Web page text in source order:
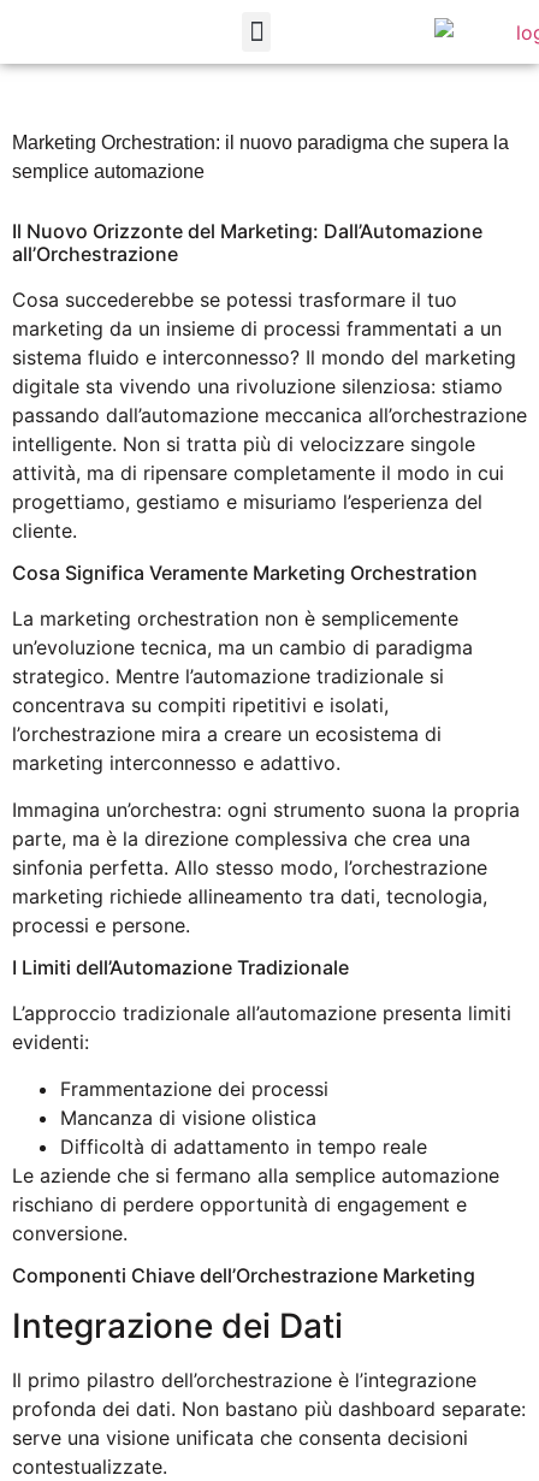
Marketing Orchestration: il nuovo paradigma che supera la
semplice automazione
Il Nuovo Orizzonte del Marketing: Dall’Automazione
all’Orchestrazione
Cosa succederebbe se potessi trasformare il tuo
marketing da un insieme di processi frammentati a un
sistema fluido e interconnesso? Il mondo del marketing
digitale sta vivendo una rivoluzione silenziosa: stiamo
passando dall’automazione meccanica all’orchestrazione
intelligente. Non si tratta più di velocizzare singole
attività, ma di ripensare completamente il modo in cui
progettiamo, gestiamo e misuriamo l’esperienza del
cliente.
Cosa Significa Veramente Marketing Orchestration
La marketing orchestration non è semplicemente
un’evoluzione tecnica, ma un cambio di paradigma
strategico. Mentre l’automazione tradizionale si
concentrava su compiti ripetitivi e isolati,
l’orchestrazione mira a creare un ecosistema di
marketing interconnesso e adattivo.
Immagina un’orchestra: ogni strumento suona la propria
parte, ma è la direzione complessiva che crea una
sinfonia perfetta. Allo stesso modo, l’orchestrazione
marketing richiede allineamento tra dati, tecnologia,
processi e persone.
I Limiti dell’Automazione Tradizionale
L’approccio tradizionale all’automazione presenta limiti
evidenti:
Frammentazione dei processi
Mancanza di visione olistica
Difficoltà di adattamento in tempo reale
Le aziende che si fermano alla semplice automazione
rischiano di perdere opportunità di engagement e
conversione.
Componenti Chiave dell’Orchestrazione Marketing
Integrazione dei Dati
Il primo pilastro dell’orchestrazione è l’integrazione
profonda dei dati. Non bastano più dashboard separate:
serve una visione unificata che consenta decisioni
contestualizzate.